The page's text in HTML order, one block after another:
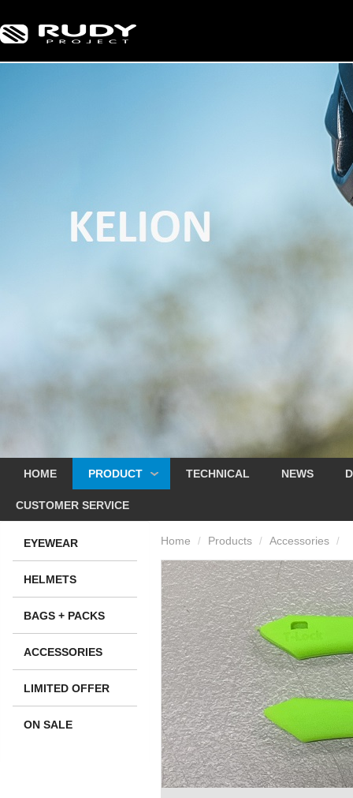
HOME PRODUCT TECHNICAL NEWS
CUSTOMER SERVICE
EYEWEAR
HELMETS
BAGS + PACKS
ACCESSORIES
LIMITED OFFER
ON SALE
Home / Products / Accessories /